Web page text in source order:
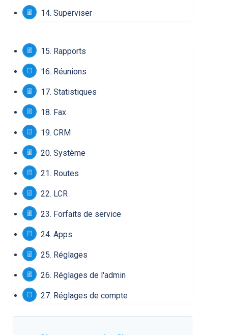
14. Superviser
15. Rapports
16. Réunions
17. Statistiques
18. Fax
19. CRM
20. Système
21. Routes
22. LCR
23. Forfaits de service
24. Apps
25. Réglages
26. Réglages de l'admin
27. Réglages de compte